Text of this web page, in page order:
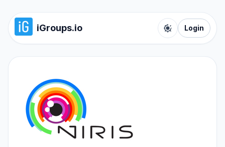
iGroups.io
Toggle color
Login